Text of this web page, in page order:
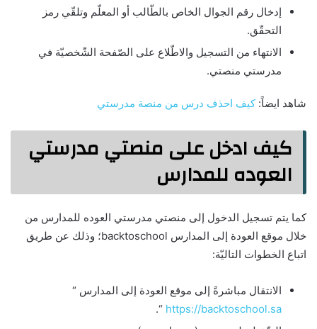
إدخال رقم الجوال الخاص بالطّالب أو المعلّم وتلقّي رمز
التحقّق.
الانتهاء من التسجيل والاطّلاع على الصّفحة الشّخصيّة في
مدرستي منصتي.
شاهد ايضاً:كيف احذف درس من منصة مدرستي
كيف ادخل على منصتي مدرستي
العوده للمدارس
كما يتم تسجيل الدخول إلى منصتي مدرستي العوده للمدارس من
خلال موقع العودة إلى المدارس backtoschool؛ وذلك عن طريق
اتباع الخطوات التاليّة:
الانتقال مباشرةً إلى موقع العودة إلى المدارس “
https://backtoschool.sa
“.